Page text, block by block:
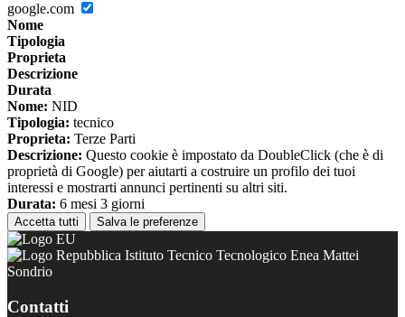
google.com
Nome
Tipologia
Proprieta
Descrizione
Durata
Nome: NID
Tipologia: tecnico
Proprieta: Terze Parti
Descrizione: Questo cookie è impostato da DoubleClick (che è di
proprietà di Google) per aiutarti a costruire un profilo dei tuoi
interessi e mostrarti annunci pertinenti su altri siti.
Durata: 6 mesi 3 giorni
Accetta tutti Salva le preferenze
Istituto Tecnico Tecnologico Enea Mattei
Sondrio
Contatti